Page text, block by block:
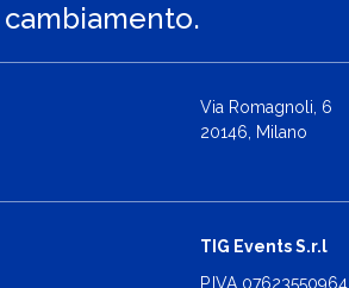
Via Romagnoli, 6
20146, Milano
TIG Events S.r.l
P.IVA 07623550964